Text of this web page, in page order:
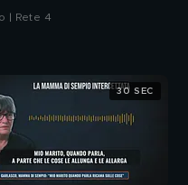
| Rete 4
30 SEC